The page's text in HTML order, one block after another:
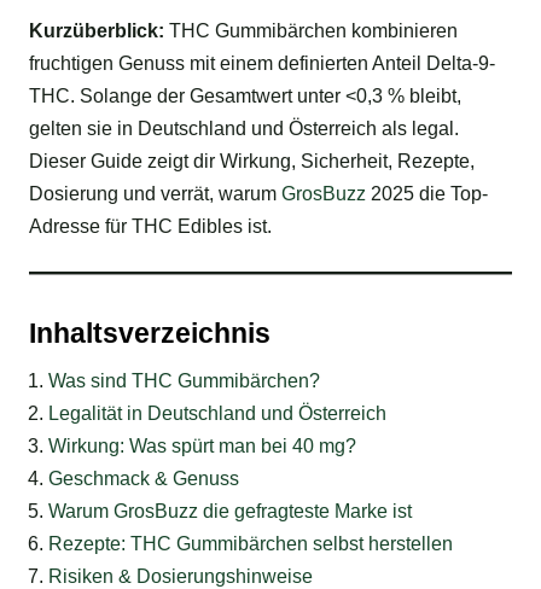
Kurzüberblick: THC Gummibärchen kombinieren
fruchtigen Genuss mit einem definierten Anteil Delta-9-
THC. Solange der Gesamtwert unter <0,3 % bleibt,
gelten sie in Deutschland und Österreich als legal.
Dieser Guide zeigt dir Wirkung, Sicherheit, Rezepte,
Dosierung und verrät, warum GrosBuzz 2025 die Top-
Adresse für THC Edibles ist.
Inhaltsverzeichnis
Was sind THC Gummibärchen?
Legalität in Deutschland und Österreich
Wirkung: Was spürt man bei 40 mg?
Geschmack & Genuss
Warum GrosBuzz die gefragteste Marke ist
Rezepte: THC Gummibärchen selbst herstellen
Risiken & Dosierungshinweise